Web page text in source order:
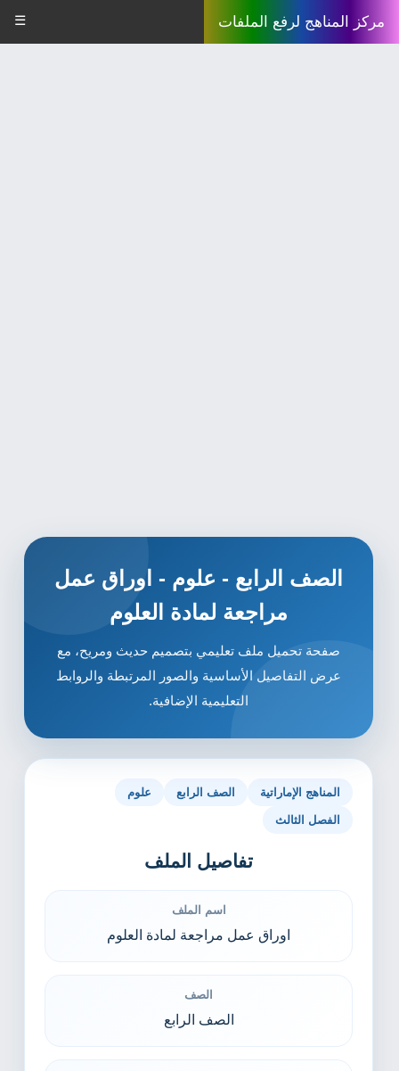
مركز المناهج لرفع الملفات ☰
الصف الرابع - علوم - اوراق عمل
مراجعة لمادة العلوم
صفحة تحميل ملف تعليمي بتصميم حديث ومريح، مع
عرض التفاصيل الأساسية والصور المرتبطة والروابط
التعليمية الإضافية.
المناهج الإماراتية الصف الرابع علوم
الفصل الثالث
تفاصيل الملف
اسم الملف
اوراق عمل مراجعة لمادة العلوم
الصف
الصف الرابع